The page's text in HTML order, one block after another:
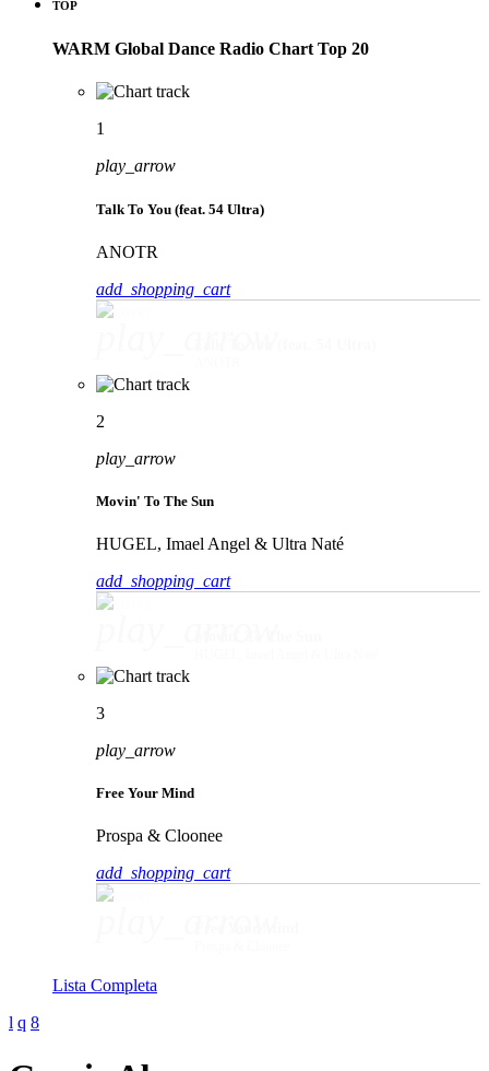
TOP
WARM Global Dance Radio Chart Top 20
1
play_arrow
Talk To You (feat. 54 Ultra)
ANOTR
add_shopping_cart
2
play_arrow
Movin' To The Sun
HUGEL, Imael Angel & Ultra Naté
add_shopping_cart
3
play_arrow
Free Your Mind
Prospa & Cloonee
add_shopping_cart
Lista Completa